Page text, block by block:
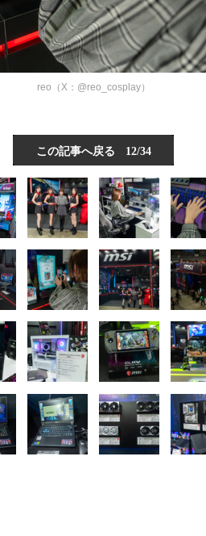
reo（X：@reo_cosplay）
この記事へ戻る 12/34